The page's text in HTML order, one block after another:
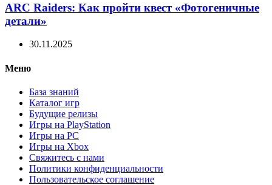
ARC Raiders: Как пройти квест «Фотогеничные
детали»
30.11.2025
Меню
База знаний
Каталог игр
Будущие релизы
Игры на PlayStation
Игры на PC
Игры на Xbox
Свяжитесь с нами
Политики конфиденциальности
Пользовательское соглашение